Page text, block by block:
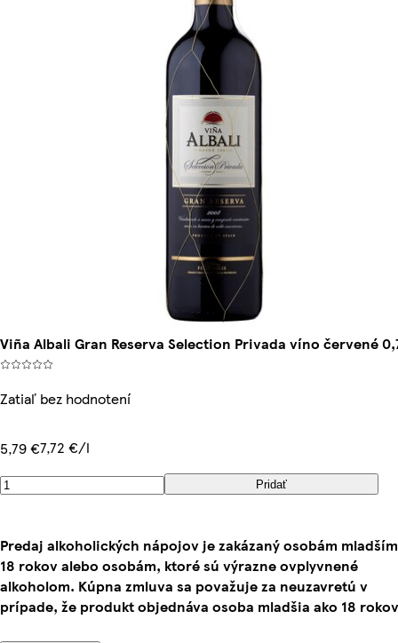
Viña Albali Gran Reserva Selection Privada víno červené
Zatiaľ bez hodnotení
5,79 €7,72 €/l
Pridať
Predaj alkoholických nápojov je zakázaný osobám
18 rokov alebo osobám, ktoré sú výrazne ovplyvnené
alkoholom. Kúpna zmluva sa považuje za neuzavretú v
prípade, že produkt objednáva osoba mladšia ako 18